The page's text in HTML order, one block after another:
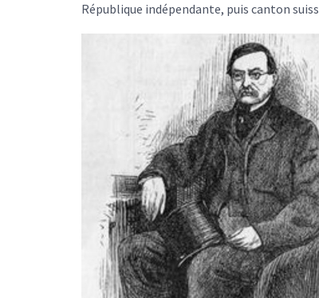
République indépendante, puis canton